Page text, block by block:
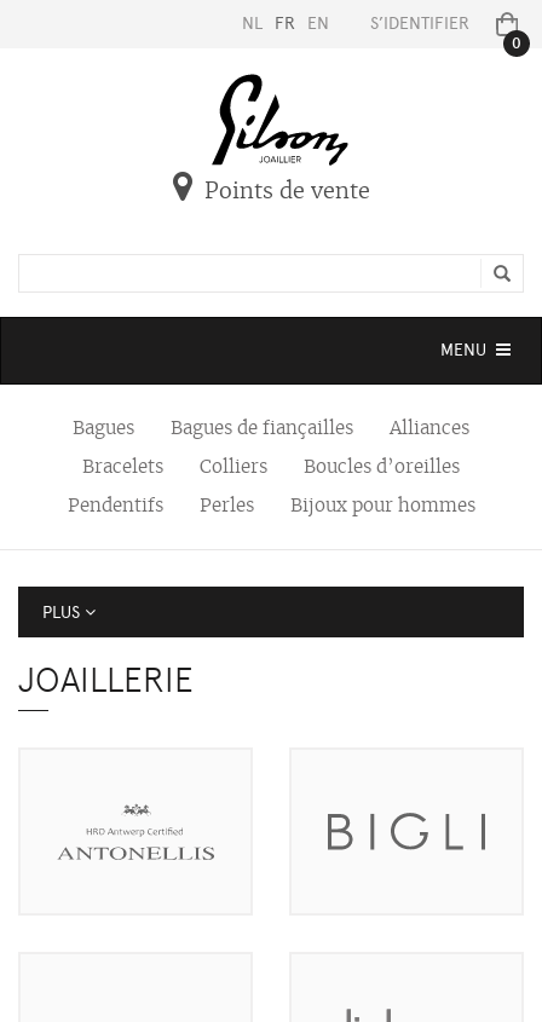
NL FR EN S’IDENTIFIER
0
Points de vente
Toggle
MENU
Bagues Bagues de fiançailles
Alliances
Bracelets
Colliers
Boucles d’oreilles
Pendentifs
Perles Bijoux pour hommes
PLUS
JOAILLERIE